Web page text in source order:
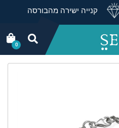
קנייה ישירה מהבורסה
0